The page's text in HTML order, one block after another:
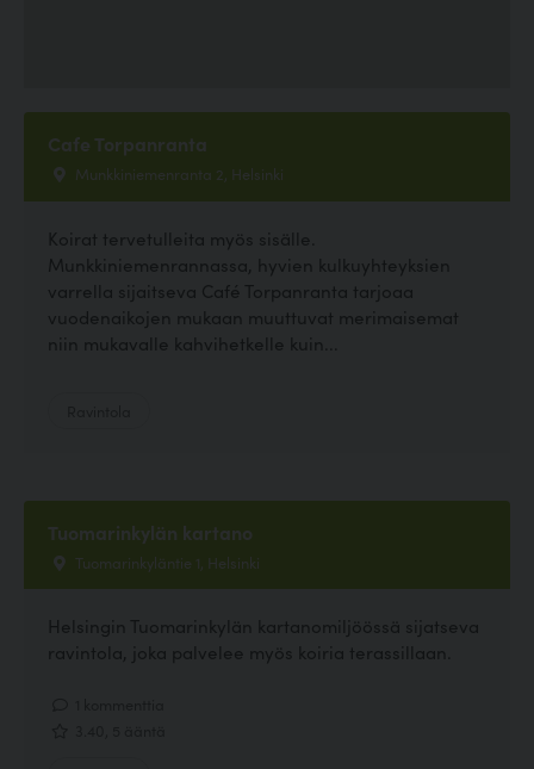
Cafe Torpanranta
Munkkiniemenranta 2, Helsinki
Koirat tervetulleita myös sisälle.
Munkkiniemenrannassa, hyvien kulkuyhteyksien
varrella sijaitseva Café Torpanranta tarjoaa
vuodenaikojen mukaan muuttuvat merimaisemat
niin mukavalle kahvihetkelle kuin...
Tuomarinkylän kartano
Tuomarinkyläntie 1, Helsinki
Helsingin Tuomarinkylän kartanomiljöössä sijatseva
ravintola, joka palvelee myös koiria terassillaan.